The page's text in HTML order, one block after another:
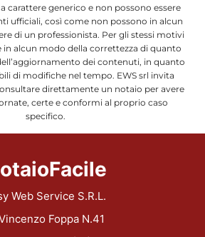
carattere generico e non possono essere
ufficiali, così come non possono in alcun
di un professionista. Per gli stessi motivi
in alcun modo della correttezza di quanto
dei contenuti, in quanto
di modifiche nel tempo. EWS srl invita
direttamente un notaio per avere
certe e conformi al proprio caso
specifico.
Web Service S.R.L.
Foppa N.41